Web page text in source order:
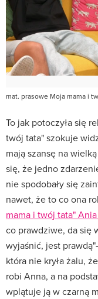
mat. prasowe Moja mama i
To jak potoczyła się
twój tata" szokuje
mają szansę na
się, że jedno
nie spodobały się
nawet, że to co ona
mama i twój tata"
co prawdziwe, da się
wyjaśnić, jest
która nie kryła żalu,
robi Anna, a na
wplątuje ją w czarną